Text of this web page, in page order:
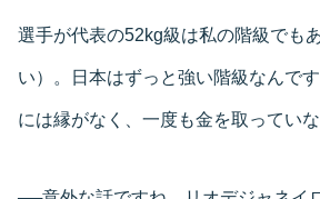
選手が代表の52kg級は私の階級でも
い）。日本はずっと強い階級なんで
には縁がなく、一度も金を取っていな